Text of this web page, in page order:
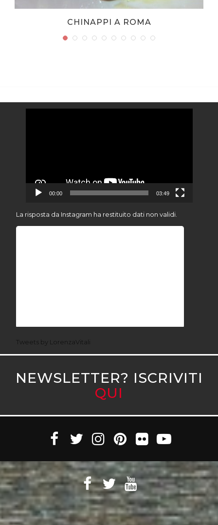
CHINAPPI A ROMA
00:00 03:49
La risposta da Instagram ha restituito dati non validi.
Tweets by LorenzaVitali
NEWSLETTER? ISCRIVITI
QUI